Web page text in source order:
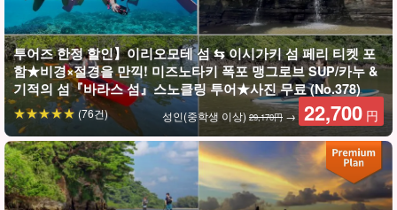
투어즈 한정 할인】이리오모테 섬 ⇆ 이시가키 섬 페리 티켓 포
함★비경×절경을 만끽! 미즈노타키 폭포 맹그로브 SUP/카누 &
기적의 섬『바라스 섬』스노클링 투어★사진 무료 (No.378)
성인(중학생 이상) 29,170円 → 22,700 円
(76건)